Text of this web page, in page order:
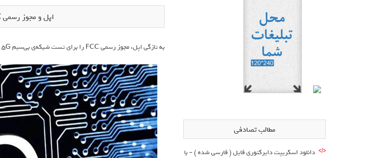
اپل و مجوز رسمی FCC را برای آزمایش نسل جدید 5G
به تازگی اپل، مجوز رسمی FCC را برای تست شبکه‌ی بی‌سیم 5G دریافت کرده‌ است.
مطالب تصادفی
دانلود اسکریپت دایرکتوری فایل ( فارسی شده ) – با